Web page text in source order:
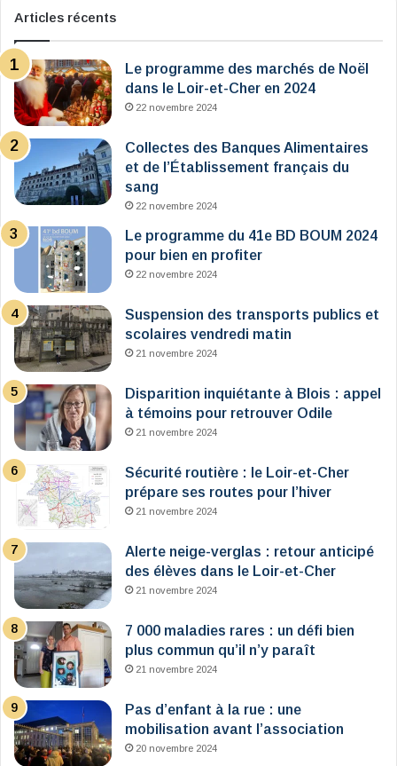
Articles récents
Le programme des marchés de Noël
dans le Loir-et-Cher en 2024
22 novembre 2024
Collectes des Banques Alimentaires
et de l’Établissement français du
sang
22 novembre 2024
Le programme du 41e BD BOUM 2024
pour bien en profiter
22 novembre 2024
Suspension des transports publics et
scolaires vendredi matin
21 novembre 2024
Disparition inquiétante à Blois : appel
à témoins pour retrouver Odile
21 novembre 2024
Sécurité routière : le Loir-et-Cher
prépare ses routes pour l’hiver
21 novembre 2024
Alerte neige-verglas : retour anticipé
des élèves dans le Loir-et-Cher
21 novembre 2024
7 000 maladies rares : un défi bien
plus commun qu’il n’y paraît
21 novembre 2024
Pas d’enfant à la rue : une
mobilisation avant l’association
20 novembre 2024